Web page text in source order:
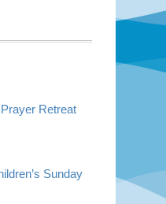
Retreat
Sunday